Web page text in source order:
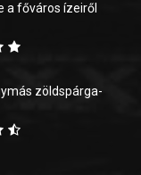
a főváros ízeiről
zöldspárga-